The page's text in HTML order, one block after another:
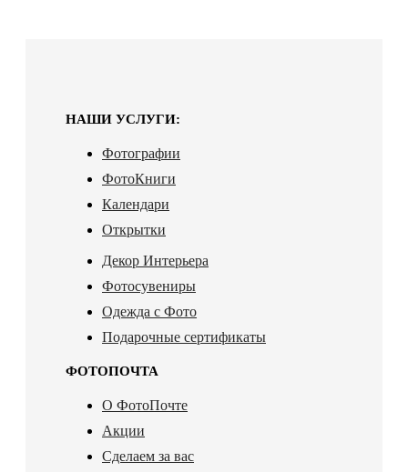
НАШИ УСЛУГИ:
Фотографии
ФотоКниги
Календари
Открытки
Декор Интерьера
Фотосувениры
Одежда с Фото
Подарочные сертификаты
ФОТОПОЧТА
О ФотоПочте
Акции
Сделаем за вас